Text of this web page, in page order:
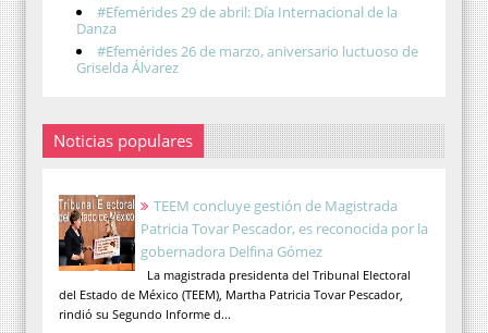
#Efemérides 29 de abril: Día Internacional de la
Danza
#Efemérides 26 de marzo, aniversario luctuoso de
Griselda Álvarez
Noticias populares
TEEM concluye gestión de Magistrada
Patricia Tovar Pescador, es reconocida por la
gobernadora Delfina Gómez
La magistrada presidenta del Tribunal Electoral
del Estado de México (TEEM), Martha Patricia Tovar Pescador,
rindió su Segundo Informe d...